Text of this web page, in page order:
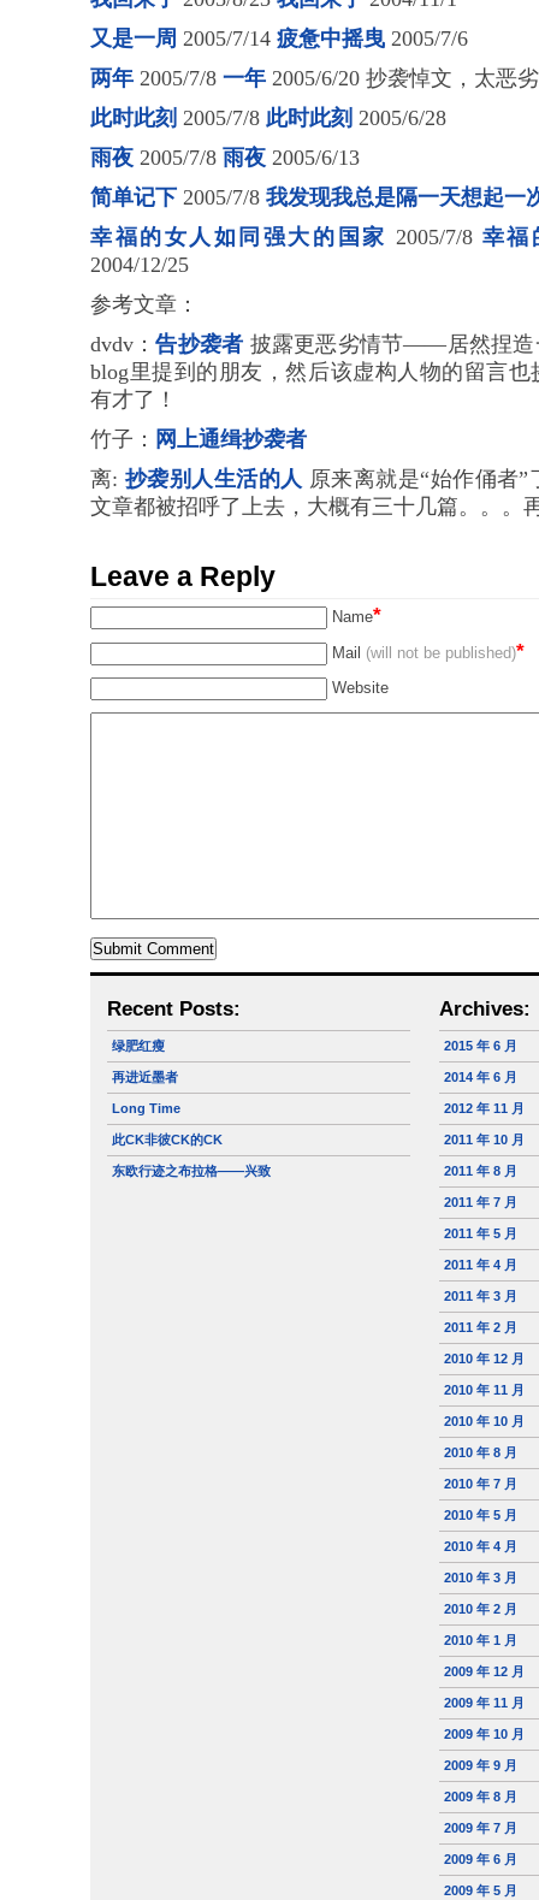
又是一周 2005/7/14 疲惫中摇曳 2005/7/6
两年 2005/7/8 一年 2005/6/20 抄袭悼文，太恶
此时此刻 2005/7/8 此时此刻 2005/6/28
雨夜 2005/7/8 雨夜 2005/6/13
简单记下 2005/7/8 我发现我总是隔一天想起一
幸福的女人如同强大的国家 2005/7/8 幸福
2004/12/25
参考文章：
dvdv：告抄袭者 披露更恶劣情节——居然捏造
blog里提到的朋友，然后该虚构人物的留言
有才了！
竹子： 网上通缉抄袭者
离: 抄袭别人生活的人 原来离就是“始作俑者”
文章都被招呼了上去，大概有三十几篇。。。
Leave a Reply
Name*
Mail (will not be published)*
Website
Recent Posts:
绿肥红瘦
再进近墨者
Long Time
此CK非彼CK的CK
东欧行迹之布拉格——兴致
Archives:
2015 年 6 月
2014 年 6 月
2012 年 11 月
2011 年 10 月
2011 年 8 月
2011 年 7 月
2011 年 5 月
2011 年 4 月
2011 年 3 月
2011 年 2 月
2010 年 12 月
2010 年 11 月
2010 年 10 月
2010 年 8 月
2010 年 7 月
2010 年 5 月
2010 年 4 月
2010 年 3 月
2010 年 2 月
2010 年 1 月
2009 年 12 月
2009 年 11 月
2009 年 10 月
2009 年 9 月
2009 年 8 月
2009 年 7 月
2009 年 6 月
2009 年 5 月